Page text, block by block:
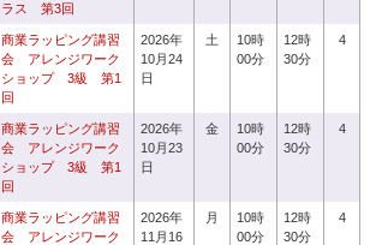
ラス 第3回
商業ラッピング講習
会 アレンジワーク
ショップ 3級 第1
回
2026年
10月24
日
土
10時
00分
12時
30分
4
商業ラッピング講習
会 アレンジワーク
ショップ 3級 第1
回
2026年
10月23
日
金
10時
00分
12時
30分
4
商業ラッピング講習
会 アレンジワーク
2026年
11月16
月
10時
00分
12時
30分
4